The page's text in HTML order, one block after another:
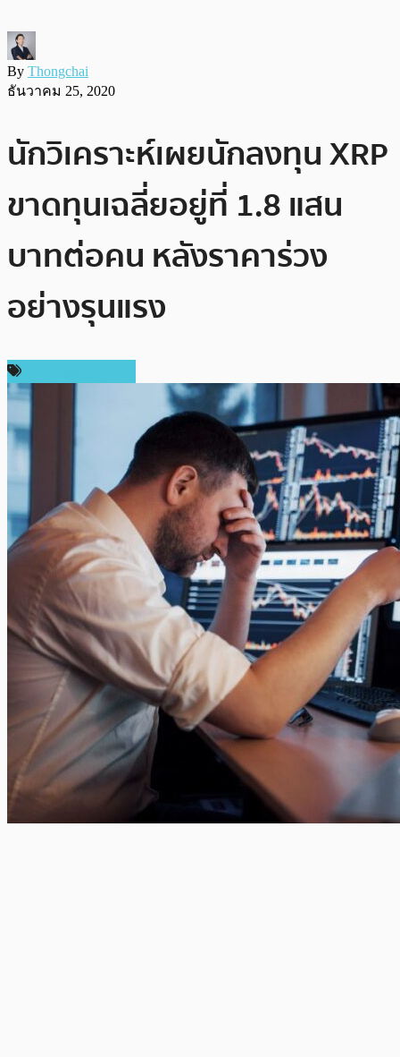
By Thongchai
ธันวาคม 25, 2020
นักวิเคราะห์เผยนักลงทุน XRP
ขาดทุนเฉลี่ยอยู่ที่ 1.8 แสน
บาทต่อคน หลังราคาร่วง
อย่างรุนแรง